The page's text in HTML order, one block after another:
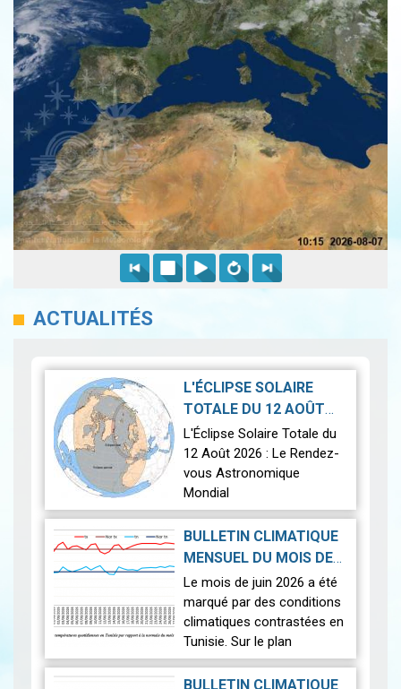
ACTUALITÉS
L'ÉCLIPSE SOLAIRE
TOTALE DU 12 AOÛT
2026|2026-07-21
L'Éclipse Solaire Totale du
12 Août 2026 : Le Rendez-
vous Astronomique
Mondial
Le 12 août 2026, la Terre
connaîtra l'un des
astronomiques les plus
spectaculaires : une…
BULLETIN CLIMATIQUE
MENSUEL DU MOIS DE
JUIN 2026 |2026-07-14
Le mois de juin 2026 a été
marqué par des conditions
climatiques contrastées en
Tunisie. Sur le plan
thermique, des
températures supérieures
BULLETIN CLIMATIQUE